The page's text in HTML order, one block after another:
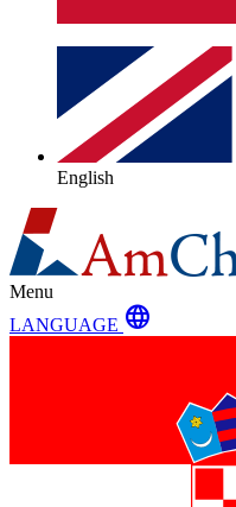
English
Menu
LANGUAGE language